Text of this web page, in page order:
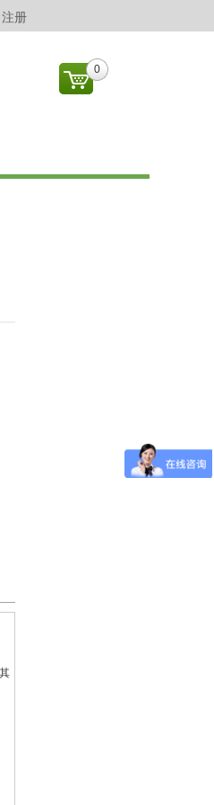
0
注册